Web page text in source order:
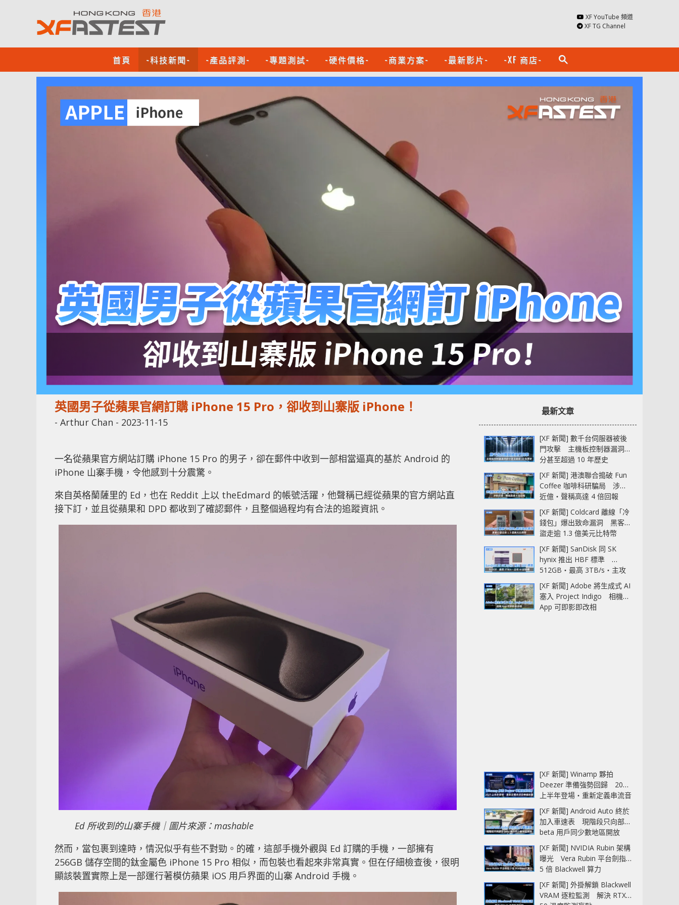
XF YouTube 頻道
XF TG Channel
首頁 -科技新聞- -產品評測- -專題測試- -硬件價格- -商業方案- -最新影片- -XF 商店- search
英國男子從蘋果官網訂購 iPhone 15 Pro，卻收到山寨版 iPhone！
- Arthur Chan - 2023-11-15
一名從蘋果官方網站訂購 iPhone 15 Pro 的男子，卻在郵件中收到一部相當逼真的基於 Android 的
iPhone 山寨手機，令他感到十分震驚。
來自英格蘭薩里的 Ed，也在 Reddit 上以 theEdmard 的帳號活躍，他聲稱已經從蘋果的官方網站直
接下訂，並且從蘋果和 DPD 都收到了確認郵件，且整個過程均有合法的追蹤資訊。
Ed 所收到的山寨手機｜圖片來源：mashable
然而，當包裹到達時，情況似乎有些不對勁。的確，這部手機外觀與 Ed 訂購的手機，一部擁有
256GB 儲存空間的鈦金屬色 iPhone 15 Pro 相似，而包裝也看起來非常真實。但在仔細檢查後，很明
顯該裝置實際上是一部運行著模仿蘋果 iOS 用戶界面的山寨 Android 手機。
最新文章
[XF 新聞] 數千台伺服器被後
門攻擊 主機板控制器漏洞部
分甚至超過 10 年歷史
[XF 新聞] 港澳聯合搗破 Fun
Coffee 咖啡科研騙局 涉款
近億‧聲稱高達 4 倍回報
[XF 新聞] Coldcard 離線「冷
錢包」爆出致命漏洞 黑客已
盜走逾 1.3 億美元比特幣
[XF 新聞] SanDisk 同 SK
hynix 推出 HBF 標準
512GB‧最高 3TB/s‧主攻
AI 記憶體
[XF 新聞] Adobe 將生成式 AI
塞入 Project Indigo 相機
App 可即影即改相
[XF 新聞] Winamp 夥拍
Deezer 準備強勢回歸 2027
上半年登場‧重新定義串流音
樂播放器
[XF 新聞] Android Auto 終於
加入車速表 現階段只向部分
beta 用戶同少數地區開放
[XF 新聞] NVIDIA Rubin 架構
曝光 Vera Rubin 平台劍指
5 倍 Blackwell 算力
[XF 新聞] 外掛解鎖 Blackwell
VRAM 逐粒監測 解決 RTX